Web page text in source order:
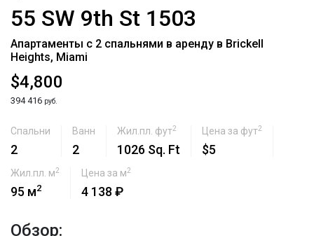
55 SW 9th St 1503
Апартаменты с 2 спальнями в аренду в Brickell
Heights, Miami
$4,800
394 416 руб.
Спальни
2
Ванн
2
Жил.пл. фут2
1026 Sq. Ft
Цена за фут2
$5
Жил.пл. м2
95 м2
Цена за м2
4 138 ₽
Обзор: